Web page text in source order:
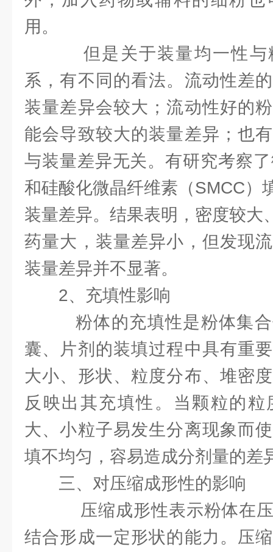
用。
但是关于装量均一性与
系，有不同的看法。流动性差
装量差异会较大；流动性好的
能会导致较大的装量差异；也
与装量差异无关。有研究考察
和硅酸化微晶纤维素（SMCC）
装量差异。结果表明，密度较大
药量大，装量差异小，但发现
装量差异并不显著。
2、充填性影响
粉体的充填性是粉体集
囊、片剂的装填过程中具有重
大小、形状、粒度分布、堆密
反映出其充填性。当颗粒的
大、小粒子易发生分离现象而
填不均匀，容易造成分剂量的差
三、对压缩成形性的影响
压缩成形性表示粉体在
结合形成一定形状的能力。压